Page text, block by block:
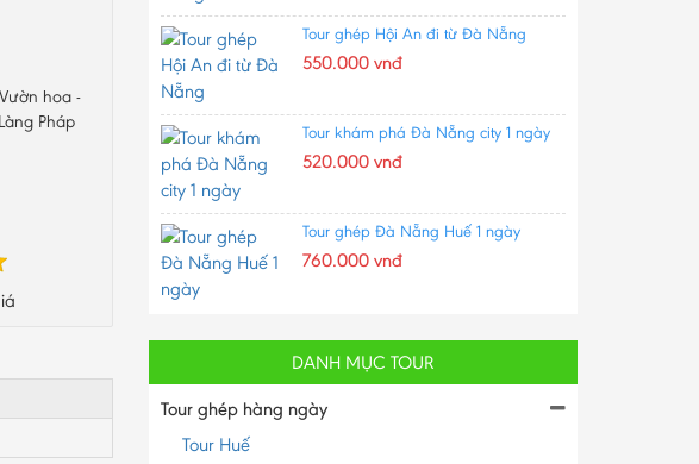
hoa -
Pháp
Tour ghép Hội An đi từ Đà Nẵng
550.000 vnđ
Tour khám phá Đà Nẵng city 1 ngày
520.000 vnđ
Tour ghép Đà Nẵng Huế 1 ngày
760.000 vnđ
DANH MỤC TOUR
Tour ghép hàng ngày
Tour Huế